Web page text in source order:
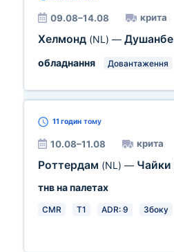
09.08–14.08 крита
Хелмонд (NL) — Душанбе
обладнання
Довантаження
11 годин тому
10.08–11.08 крита
Роттердам (NL) — Чайки
тнв на палетах
CMR T1 ADR: 9 Збоку